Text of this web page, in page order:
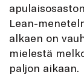
Lean-
alkaen on
mielestä
paljon aikaan.